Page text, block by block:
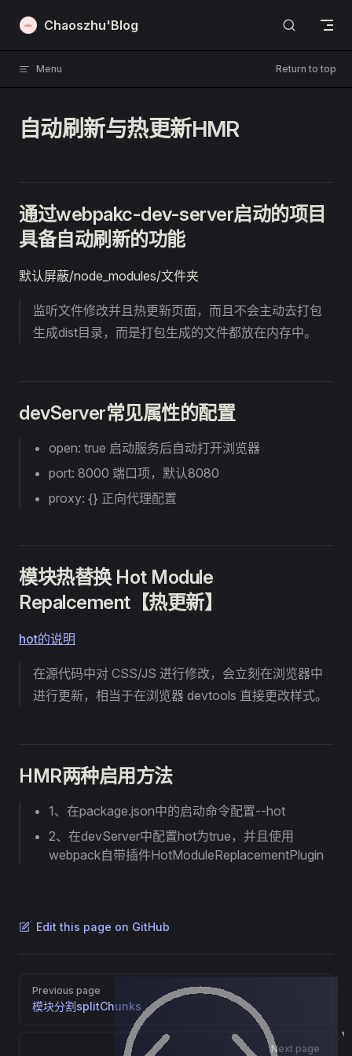
Skip to content
Chaoszhu'Blog
Menu Return to top
自动刷新与热更新HMR
通过webpakc-dev-server启动的项目
具备自动刷新的功能
默认屏蔽/node_modules/文件夹
监听文件修改并且热更新页面，而且不会主动去打包
生成dist目录，而是打包生成的文件都放在内存中。
devServer常见属性的配置
open: true 启动服务后自动打开浏览器
port: 8000 端口项，默认8080
proxy: {} 正向代理配置
模块热替换 Hot Module
Repalcement【热更新】
hot的说明
在源代码中对 CSS/JS 进行修改，会立刻在浏览器中
进行更新，相当于在浏览器 devtools 直接更改样式。
HMR两种启用方法
1、在package.json中的启动命令配置--hot
2、在devServer中配置hot为true，并且使用
webpack自带插件HotModuleReplacementPlugin
Edit this page on GitHub
Pager
Previous page
模块分割splitChunks
Next page